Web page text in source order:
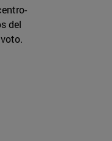
del